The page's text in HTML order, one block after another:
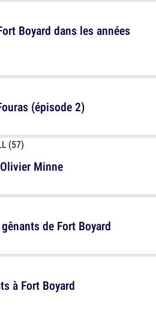
Boyard dans les années
Minne
de Fort Boyard
(épisode 2)
à Fort Boyard